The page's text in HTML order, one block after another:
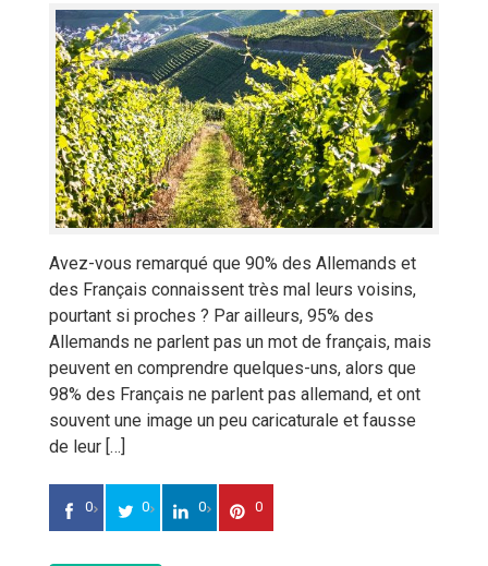
Avez-vous remarqué que 90% des Allemands et
des Français connaissent très mal leurs voisins,
pourtant si proches ? Par ailleurs, 95% des
Allemands ne parlent pas un mot de français, mais
peuvent en comprendre quelques-uns, alors que
98% des Français ne parlent pas allemand, et ont
souvent une image un peu caricaturale et fausse
de leur […]
0 0 0 0